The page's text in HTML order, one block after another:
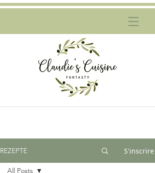
REZEPTE S'inscrire
All Posts